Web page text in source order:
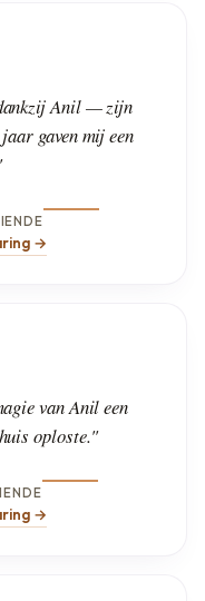
Anil — zijn
gaven mij een
→
van Anil een
oploste."
→